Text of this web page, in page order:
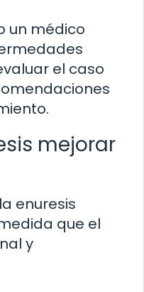
un médico
el caso
mejorar
enuresis
que el
y